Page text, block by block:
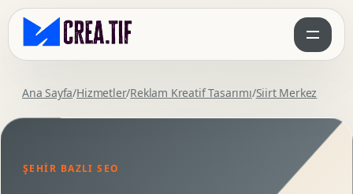
Ana Sayfa/Hizmetler/Reklam Kreatif Tasarımı/Siirt Merkez
ŞEHIR BAZLI SEO